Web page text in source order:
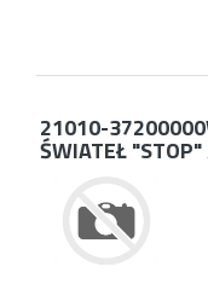
21010-
ŚWIATEŁ "STOP"